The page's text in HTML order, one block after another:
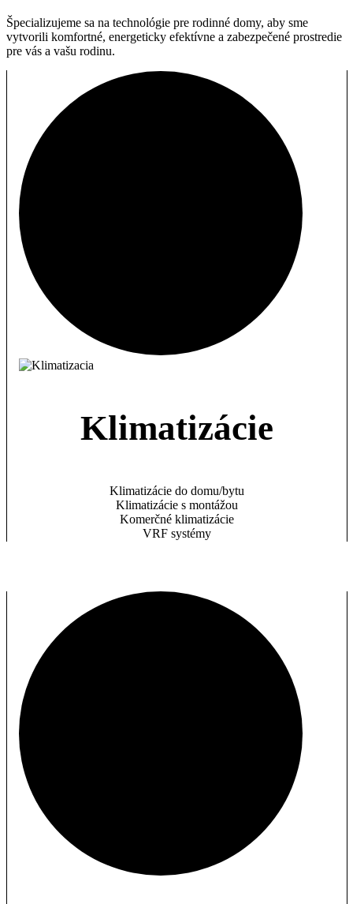
Špecializujeme sa na technológie pre rodinné domy, aby sme
vytvorili komfortné, energeticky efektívne a zabezpečené prostredie
pre vás a vašu rodinu.
Klimatizácie
Klimatizácie do domu/bytu
Klimatizácie s montážou
Komerčné klimatizácie
VRF systémy